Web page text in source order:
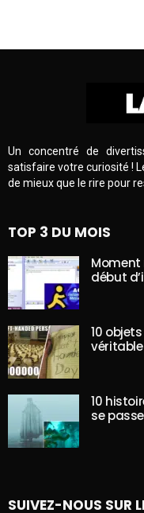
Un concentré de
satisfaire votre curiosité !
de mieux que le rire pour
TOP 3 DU MOIS
début
10
10
se
SUIVEZ-NOUS SUR